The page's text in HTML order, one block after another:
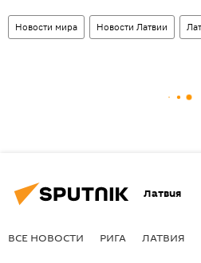
Новости мира Новости Латвии
Латвия
ВСЕ НОВОСТИ РИГА ЛАТВИЯ